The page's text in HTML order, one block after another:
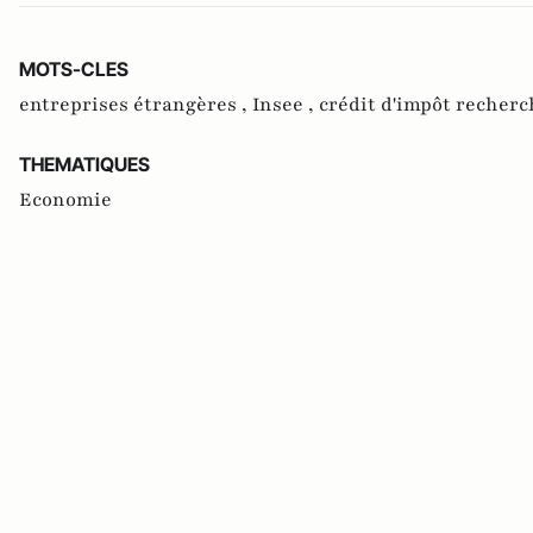
MOTS-CLES
entreprises étrangères , Insee , crédit d'impôt
THEMATIQUES
Economie